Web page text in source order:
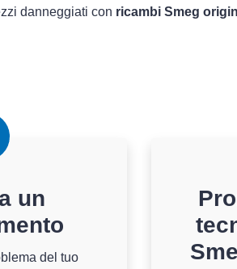
danneggiati con ricambi Smeg
un
del tuo